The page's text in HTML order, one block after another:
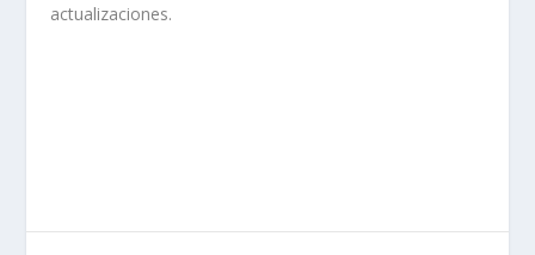
actualizaciones.